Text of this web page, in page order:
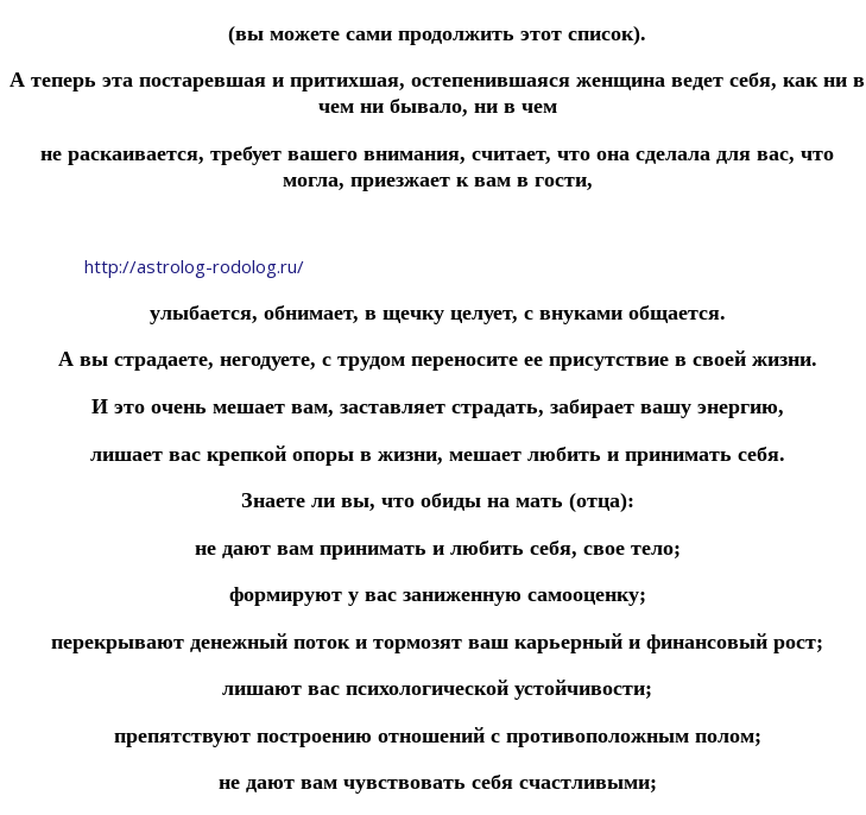
(вы можете сами продолжить этот список).
А теперь эта постаревшая и притихшая, остепенившаяся женщина ведет себя, как ни в
чем ни бывало, ни в чем
не раскаивается, требует вашего внимания, считает, что она сделала для вас, что
могла, приезжает к вам в гости,
http://astrolog-rodolog.ru/
улыбается, обнимает, в щечку целует, с внуками общается.
А вы страдаете, негодуете, с трудом переносите ее присутствие в своей жизни.
И это очень мешает вам, заставляет страдать, забирает вашу энергию,
лишает вас крепкой опоры в жизни, мешает любить и принимать себя.
Знаете ли вы, что обиды на мать (отца):
не дают вам принимать и любить себя, свое тело;
формируют у вас заниженную самооценку;
перекрывают денежный поток и тормозят ваш карьерный и финансовый рост;
лишают вас психологической устойчивости;
препятствуют построению отношений с противоположным полом;
не дают вам чувствовать себя счастливыми;